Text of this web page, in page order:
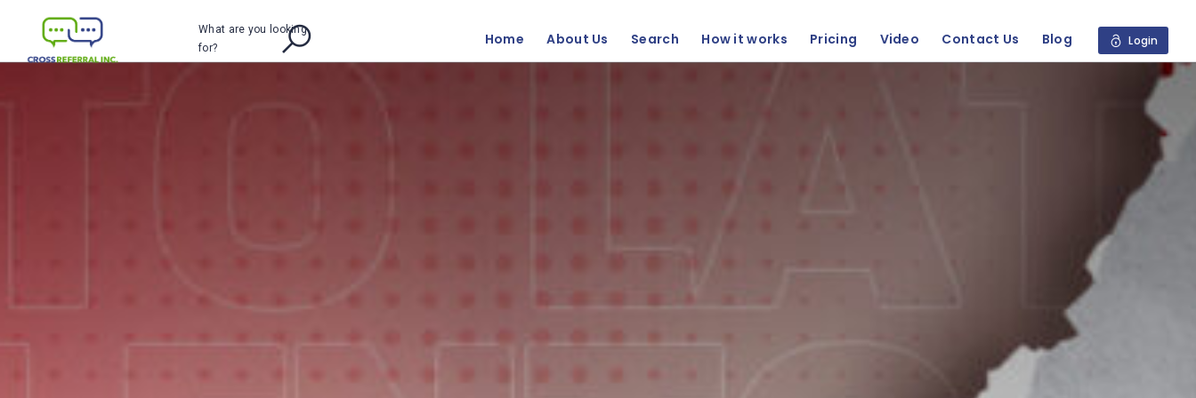
What are you looking
for?
Home About Us Search How it works Pricing Video Contact Us Blog Login